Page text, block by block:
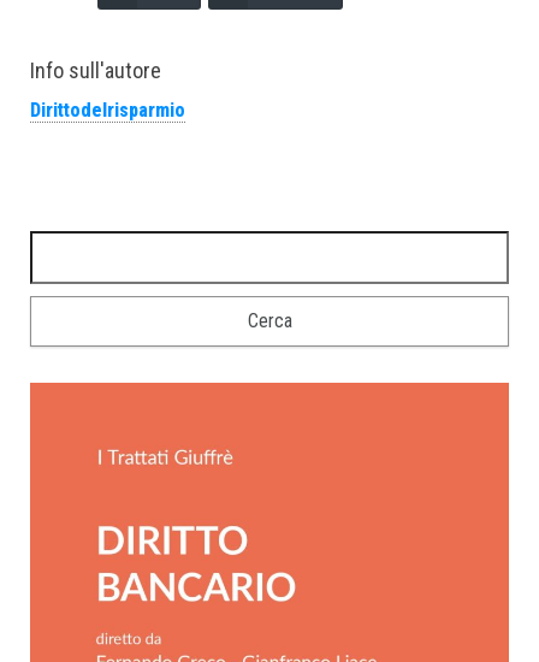
Info sull'autore
Dirittodelrisparmio